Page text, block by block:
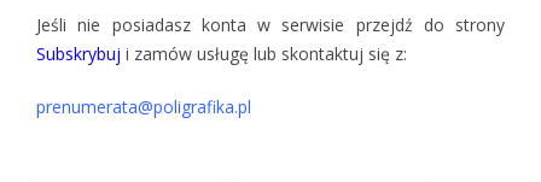
Jeśli nie posiadasz konta w serwisie przejdź do strony
Subskrybuj i zamów usługę lub skontaktuj się z:
prenumerata@poligrafika.pl